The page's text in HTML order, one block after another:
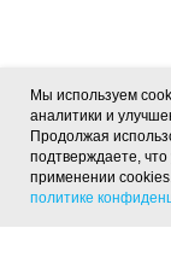
Мы используем
аналитики и
Продолжая
подтверждаете,
применении
политике